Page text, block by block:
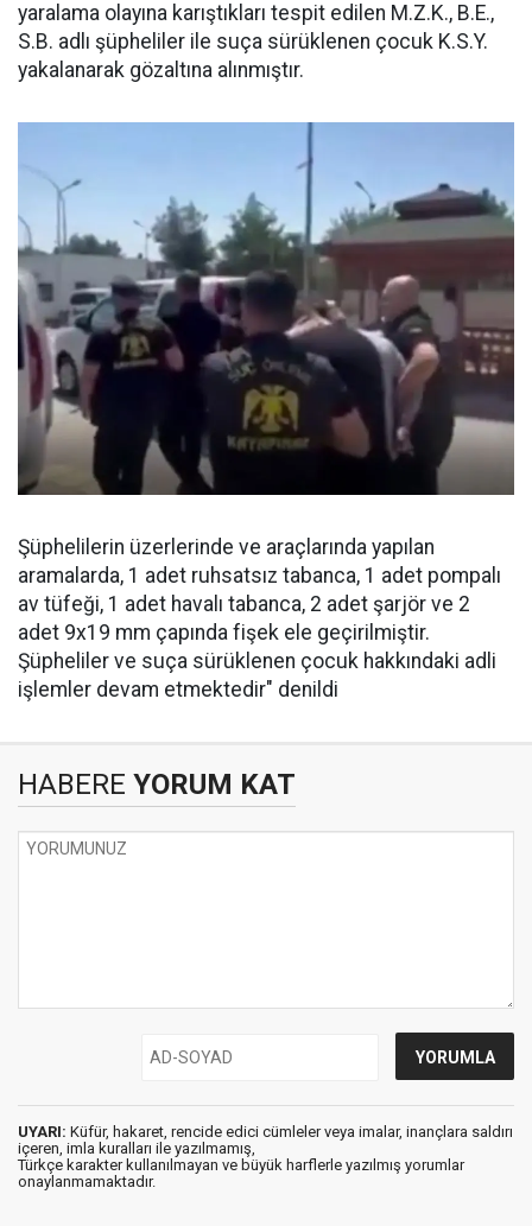
yaralama olayına karıştıkları tespit edilen M.Z.K., B.E.,
S.B. adlı şüpheliler ile suça sürüklenen çocuk K.S.Y.
yakalanarak gözaltına alınmıştır.
Şüphelilerin üzerlerinde ve araçlarında yapılan
aramalarda, 1 adet ruhsatsız tabanca, 1 adet pompalı
av tüfeği, 1 adet havalı tabanca, 2 adet şarjör ve 2
adet 9x19 mm çapında fişek ele geçirilmiştir.
Şüpheliler ve suça sürüklenen çocuk hakkındaki adli
işlemler devam etmektedir" denildi
HABERE YORUM KAT
UYARI: Küfür, hakaret, rencide edici cümleler veya imalar, inançlara saldırı
içeren, imla kuralları ile yazılmamış,
Türkçe karakter kullanılmayan ve büyük harflerle yazılmış yorumlar
onaylanmamaktadır.